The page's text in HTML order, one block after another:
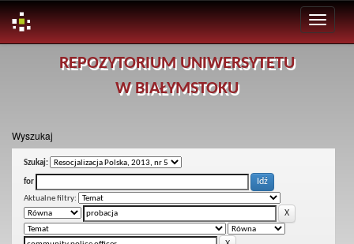
REPOZYTORIUM UNIWERSYTETU
W BIAŁYMSTOKU
Wyszukaj
Szukaj:
for
Aktualne filtry: